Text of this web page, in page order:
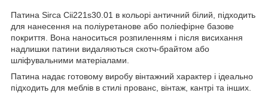
Патина Sirca Cii221s30.01 в кольорі античний білий, підходить
для нанесення на поліуретанове або поліефірне базове
покриття. Вона наноситься розпиленням і після висихання
надлишки патини видаляються скотч-брайтом або
шліфувальними матеріалами.
Патина надає готовому виробу вінтажний характер і ідеально
підходить для меблів в стилі прованс, вінтаж, кантрі та інших.